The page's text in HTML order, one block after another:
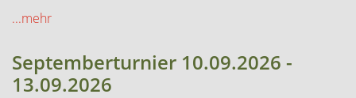
...mehr
Septemberturnier 10.09.2026 -
13.09.2026